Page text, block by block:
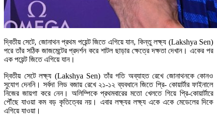
দ্বিতীয় সেটে, জোনাথন প্রথম পয়েন্ট জিতে এগিয়ে যান, কিন্তু লক্ষ্য (Lakshya Sen)
পরে তাঁর সঠিক জাজমেন্টের প্রদর্শন করে শাটল ছাড়ার ক্ষেত্রে দক্ষতা দেখান। একের পর
এক পয়েন্ট জিতে এগিয়ে যান।
দ্বিতীয় সেটে লক্ষ্য (Lakshya Sen) তাঁর গতি অব্যাহত রেখে জোনাথনকে কোনও
সুযোগ দেননি। সর্বদা লিড বজায় রেখে ২১-১২ ব্যবধানে জিতে প্রি- কোয়ার্টার ফাইনালে
নিজের জায়গা করে নেন। অলিম্পিকে প্রথমবারের মতো খেলতে গিয়ে প্রি-কোয়ার্টারে
পৌঁছে যাওয়া কম বড় কৃতিত্বের নয়। এবার লক্ষ্যর লক্ষ্য একে একে মেডেলের দিকে
এগিয়ে যাওয়া।